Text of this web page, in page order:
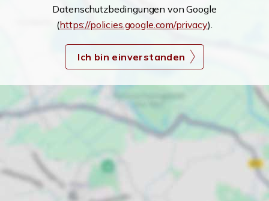
Datenschutzbedingungen von Google
(https://policies.google.com/privacy).
Ich bin einverstanden